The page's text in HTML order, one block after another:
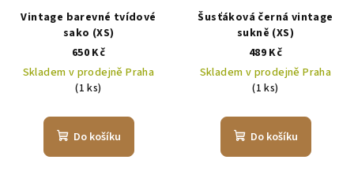
Vintage barevné tvídové
sako (XS)
650 Kč
Skladem v prodejně Praha
(1 ks)
Do košíku
Šusťáková černá vintage
sukně (XS)
489 Kč
Skladem v prodejně Praha
(1 ks)
Do košíku